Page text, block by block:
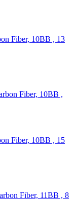
Fiber, 10BB , 13
Fiber, 10BB , 15